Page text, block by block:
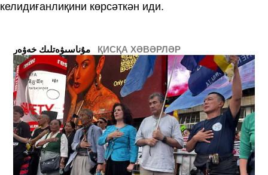
келидиғанлиқини көрсәткән иди.
ҚИСҚА ХӘВӘРЛӘР